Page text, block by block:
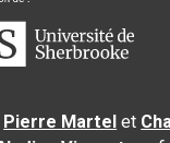
Pierre Martel et